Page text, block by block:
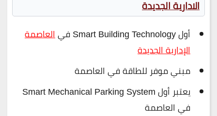
الادارية الجديدة
أول Smart Building Technology في
العاصمة
الإدارية الجديدة
مبني موفر للطاقة في العاصمة
يعتبر أول Smart Mechanical Parking System
في العاصمة